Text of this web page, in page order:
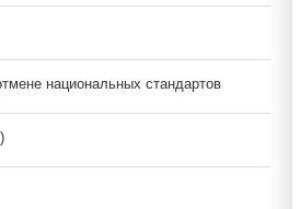
национальных стандартов